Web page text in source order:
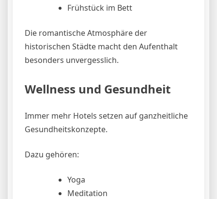
Frühstück im Bett
Die romantische Atmosphäre der
historischen Städte macht den Aufenthalt
besonders unvergesslich.
Wellness und Gesundheit
Immer mehr Hotels setzen auf ganzheitliche
Gesundheitskonzepte.
Dazu gehören:
Yoga
Meditation